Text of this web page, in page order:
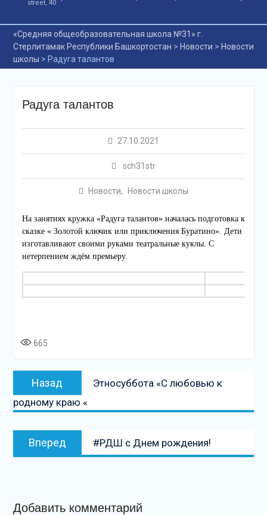
Поздравляем
выпускников
Байтимерова Булата и
Байтимерова Билала с
сотней баллов!
street, 40
«Средняя общеобразовательная школа №31» г.
Стерлитамак Республики Башкортостан > Новости > Новости
школы > Радуга талантов
Радуга талантов
27.10.2021
sch31str
Новости, Новости школы
На занятиях кружка «Радуга талантов» началась подготовка к
сказке « Золотой ключик или приключения Буратино». Дети
изготавливают своими руками театральные куклы. С
нетерпением ждём премьеру.
665
Навигация
записям
Назад
Предыдущая
запись:
Этносуббота «С любовью к
родному краю «
Вперед
запись:
#РДШ с Днем рождения!
Добавить комментарий